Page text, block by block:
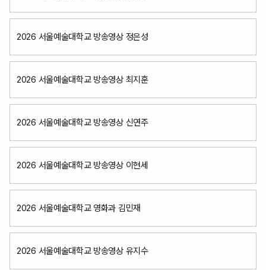
2026 서울예술대학교 방송영상 정은성
2026 서울예술대학교 방송영상 최지훈
2026 서울예술대학교 방송영상 신연주
2026 서울예술대학교 방송영상 이현세
2026 서울예술대학교 영화과 김민재
2026 서울예술대학교 방송영상 유지수